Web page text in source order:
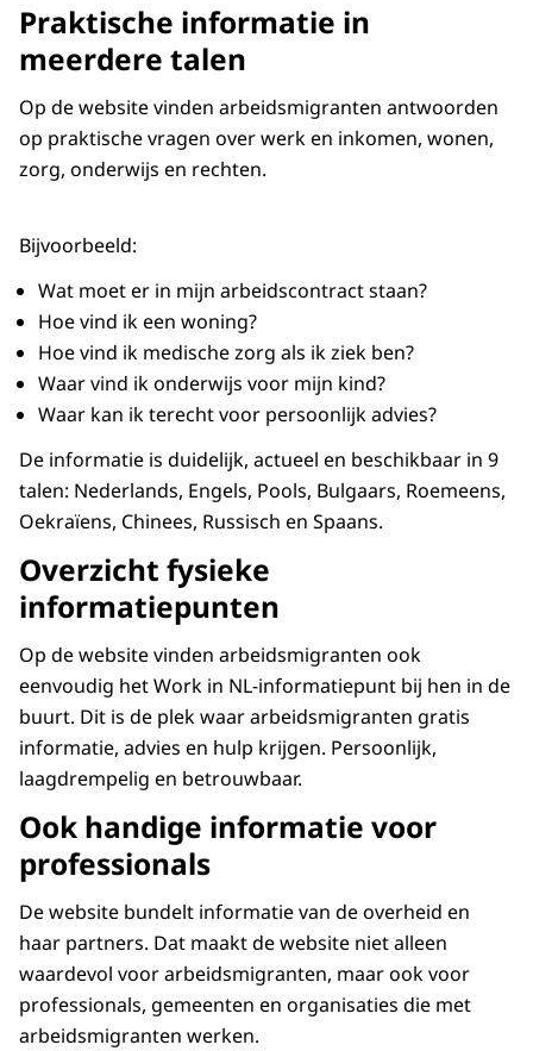
Praktische informatie in
meerdere talen
Op de website vinden arbeidsmigranten antwoorden
op praktische vragen over werk en inkomen, wonen,
zorg, onderwijs en rechten.
Bijvoorbeeld:
Wat moet er in mijn arbeidscontract staan?
Hoe vind ik een woning?
Hoe vind ik medische zorg als ik ziek ben?
Waar vind ik onderwijs voor mijn kind?
Waar kan ik terecht voor persoonlijk advies?
De informatie is duidelijk, actueel en beschikbaar in 9
talen: Nederlands, Engels, Pools, Bulgaars, Roemeens,
Oekraïens, Chinees, Russisch en Spaans.
Overzicht fysieke
informatiepunten
Op de website vinden arbeidsmigranten ook
eenvoudig het Work in NL-informatiepunt bij hen in de
buurt. Dit is de plek waar arbeidsmigranten gratis
informatie, advies en hulp krijgen. Persoonlijk,
laagdrempelig en betrouwbaar.
Ook handige informatie voor
professionals
De website bundelt informatie van de overheid en
haar partners. Dat maakt de website niet alleen
waardevol voor arbeidsmigranten, maar ook voor
professionals, gemeenten en organisaties die met
arbeidsmigranten werken.